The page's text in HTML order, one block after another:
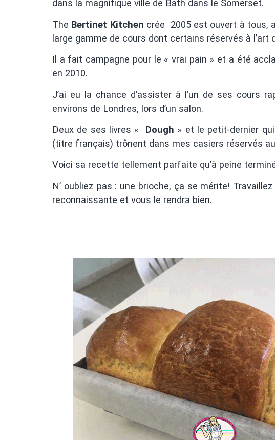
dans la magnifique ville de Bath dans le Somerset.
The Bertinet Kitchen crée 2005 est ouvert à tous,
large gamme de cours dont certains réservés à l’art
Il a fait campagne pour le « vrai pain » et a été
en 2010.
J’ai eu la chance d’assister à l’un de ses cours
environs de Londres, lors d’un salon.
Deux de ses livres «
Dough » et le petit-dernier
(titre français) trônent dans mes casiers réservés
Voici sa recette tellement parfaite qu’à peine
N’ oubliez pas : une brioche, ça se mérite!
reconnaissante et vous le rendra bien.